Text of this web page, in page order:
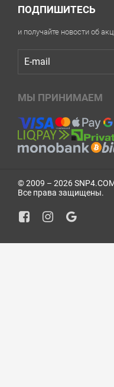
ПОДПИШИТЕСЬ
и получайте новости об
МЫ ПРИНИМАЕМ
© 2009 – 2026
Все права защищены.